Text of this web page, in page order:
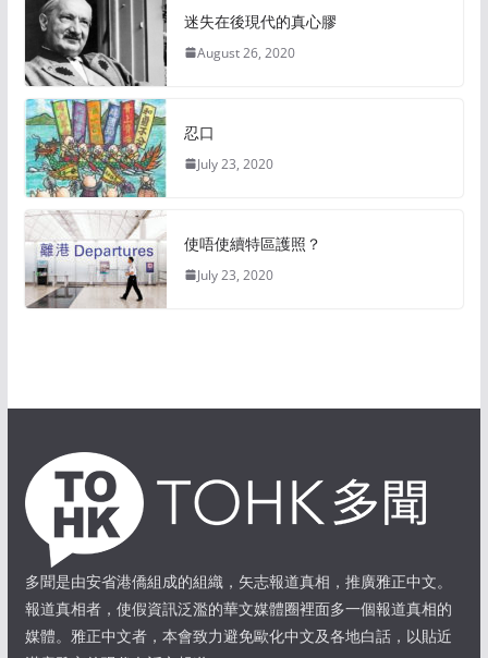
迷失在後現代的真心膠
August 26, 2020
忍口
July 23, 2020
使唔使續特區護照？
July 23, 2020
多聞是由安省港僑組成的組織，矢志報道真相，推廣雅正中文。
報道真相者，使假資訊泛濫的華文媒體圈裡面多一個報道真相的
媒體。雅正中文者，本會致力避免歐化中文及各地白話，以貼近